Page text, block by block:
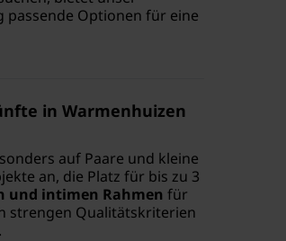
passende Optionen für eine
in Warmenhuizen
auf Paare und kleine
an, die Platz für bis zu 3
und intimen Rahmen für
strengen Qualitätskriterien